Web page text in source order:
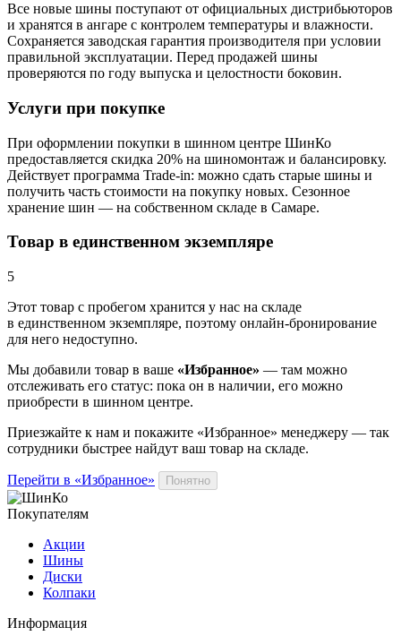
Все новые шины поступают от официальных дистрибьюторов
и хранятся в ангаре с контролем температуры и влажности.
Сохраняется заводская гарантия производителя при условии
правильной эксплуатации. Перед продажей шины
проверяются по году выпуска и целостности боковин.
Услуги при покупке
При оформлении покупки в шинном центре ШинКо
предоставляется скидка 20% на шиномонтаж и балансировку.
Действует программа Trade-in: можно сдать старые шины и
получить часть стоимости на покупку новых. Сезонное
хранение шин — на собственном складе в Самаре.
Товар в единственном экземпляре
5
Этот товар с пробегом хранится у нас на складе
в единственном экземпляре, поэтому онлайн-бронирование
для него недоступно.
Мы добавили товар в ваше «Избранное» — там можно
отслеживать его статус: пока он в наличии, его можно
приобрести в шинном центре.
Приезжайте к нам и покажите «Избранное» менеджеру — так
сотрудники быстрее найдут ваш товар на складе.
Перейти в «Избранное» Понятно
Покупателям
Акции
Шины
Диски
Колпаки
Информация